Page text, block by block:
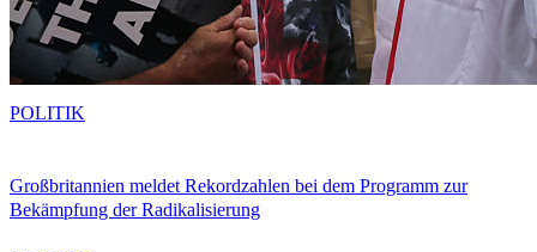
Großbritannien meldet Rekordzahlen bei dem Programm zur
Bekämpfung der Radikalisierung
POLITIK